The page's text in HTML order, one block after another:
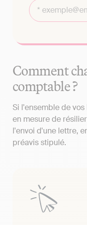
Comment
comptable ?
Si l'ensemble de
en mesure de
l'envoi d'une lettre,
préavis stipulé.